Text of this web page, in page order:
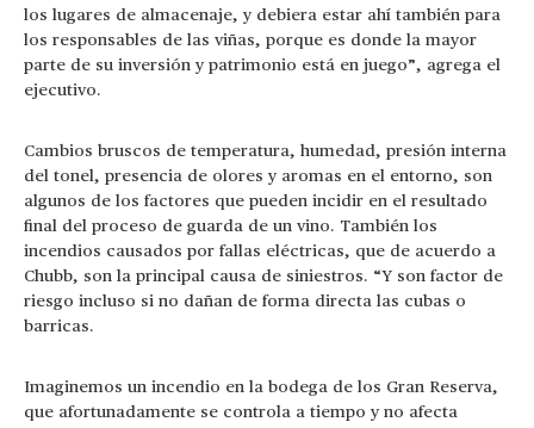
los lugares de almacenaje, y debiera estar ahí también para
los responsables de las viñas, porque es donde la mayor
parte de su inversión y patrimonio está en juego”, agrega el
ejecutivo.
Cambios bruscos de temperatura, humedad, presión interna
del tonel, presencia de olores y aromas en el entorno, son
algunos de los factores que pueden incidir en el resultado
final del proceso de guarda de un vino. También los
incendios causados por fallas eléctricas, que de acuerdo a
Chubb, son la principal causa de siniestros. “Y son factor de
riesgo incluso si no dañan de forma directa las cubas o
barricas.
Imaginemos un incendio en la bodega de los Gran Reserva,
que afortunadamente se controla a tiempo y no afecta